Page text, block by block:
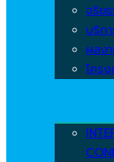
จริย
บริก
ผลง
โคร